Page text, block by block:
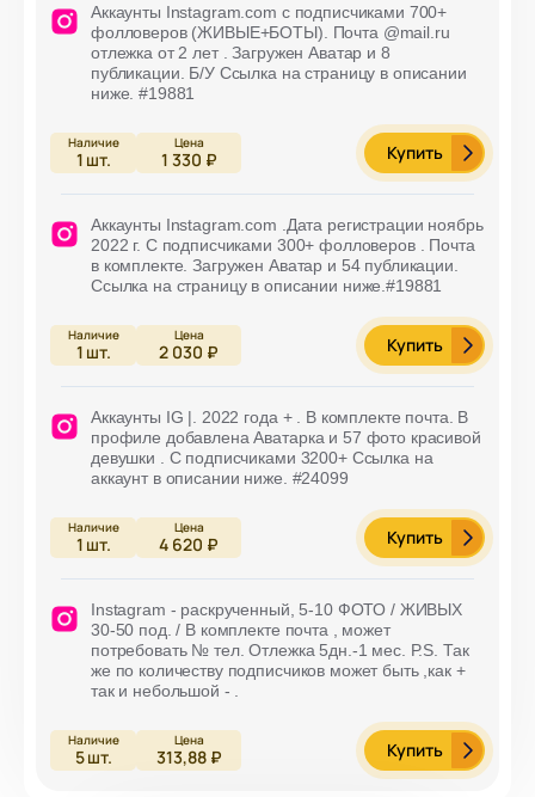
Аккаунты Instagram.com с подписчиками 700+
фолловеров (ЖИВЫЕ+БОТЫ). Почта @mail.ru
отлежка от 2 лет . Загружен Аватар и 8
публикации. Б/У Ссылка на страницу в описании
ниже. #19881
1 шт. 1 330 ₽ Купить
Аккаунты Instagram.com .Дата регистрации ноябрь
2022 г. С подписчиками 300+ фолловеров . Почта
в комплекте. Загружен Аватар и 54 публикации.
Ссылка на страницу в описании ниже.#19881
1 шт. 2 030 ₽ Купить
Аккаунты IG |. 2022 года + . В комплекте почта. В
профиле добавлена Аватарка и 57 фото красивой
девушки . С подписчиками 3200+ Ссылка на
аккаунт в описании ниже. #24099
1 шт. 4 620 ₽ Купить
Instagram - раскрученный, 5-10 ФОТО / ЖИВЫХ
30-50 под. / В комплекте почта , может
потребовать № тел. Отлежка 5дн.-1 мес. P.S. Так
же по количеству подписчиков может быть ,как +
так и небольшой - .
5шт. 313,88 ₽ Купить